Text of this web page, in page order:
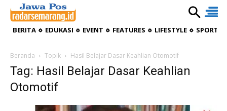
BERITA EDUKASI EVENT FEATURES LIFESTYLE
Beranda Topik Hasil Belajar Dasar Keahlian Otomotif
Tag: Hasil Belajar Dasar Keahlian
Otomotif